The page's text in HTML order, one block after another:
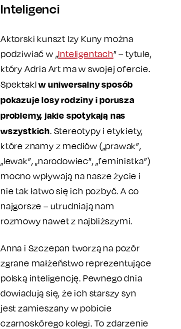
Inteligenci
Aktorski kunszt Izy Kuny można
podziwiać w „Inteligentach” – tytule,
który Adria Art ma w swojej ofercie.
Spektaklw uniwersalny sposób
pokazuje losy rodziny i porusza
problemy, jakie spotykają nas
wszystkich. Stereotypy i etykiety,
które znamy z mediów („prawak”,
„lewak”, „narodowiec”, „feministka”)
mocno wpływają na nasze życie i
nie tak łatwo się ich pozbyć. A co
najgorsze – utrudniają nam
rozmowy nawet z najbliższymi.
Anna i Szczepan tworzą na pozór
zgrane małżeństwo reprezentujące
polską inteligencję. Pewnego dnia
dowiadują się, że ich starszy syn
jest zamieszany w pobicie
czarnoskórego kolegi. To zdarzenie